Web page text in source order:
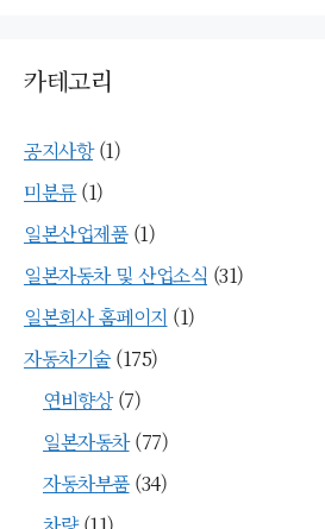
카테고리
공지사항(1)
미분류(1)
일본산업제품(1)
일본자동차 및 산업소식 (31)
일본회사 홈페이지 (1)
자동차기술(175)
연비향상(7)
일본자동차(77)
자동차부품(34)